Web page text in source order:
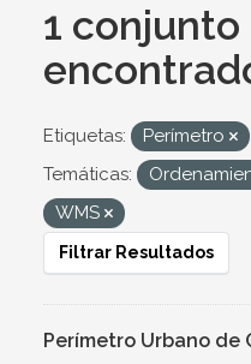
1
Etiquetas: Perímetro
Temáticas:
WMS
Filtrar Resultados
Perímetro Urbano de